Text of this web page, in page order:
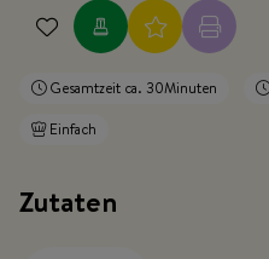
Gesamtzeit ca. 30Minuten
Einfach
Zutaten